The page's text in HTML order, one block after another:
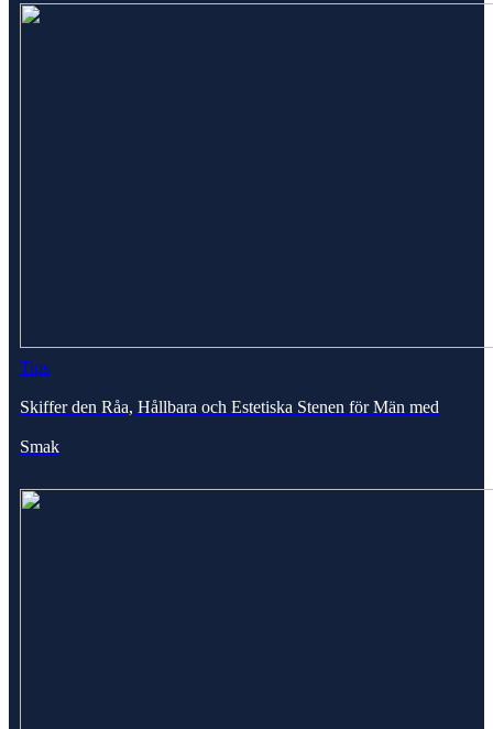
Tips
Skiffer den Råa, Hållbara och Estetiska Stenen för Män med
Smak